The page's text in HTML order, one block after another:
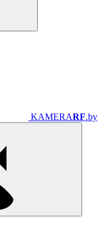
KAMERARF.by